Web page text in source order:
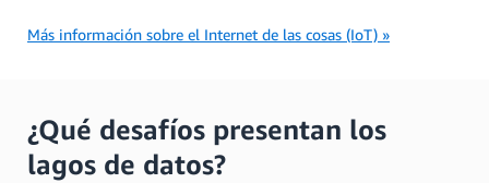
Más información sobre el Internet de las cosas (IoT) »
¿Qué desafíos presentan los
lagos de datos?